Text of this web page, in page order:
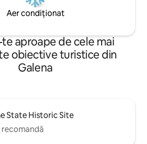
Aer condiționat
te aproape de cele mai
obiective turistice din
Galena
State Historic Site